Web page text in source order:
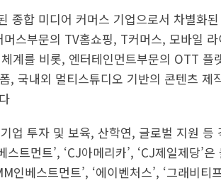
종합 미디어 커머스 기업으로서 차별화
스부문의 TV홈쇼핑, T커머스, 모바일
계를 비롯, 엔터테인먼트부문의 OTT 플
, 국내외 멀티스튜디오 기반의 콘텐츠 제
업 투자 및 보육, 산학연, 글로벌 지원 등
트먼트’, ‘CJ아메리카’, ‘CJ제일제당’
인베스트먼트’, ‘에이벤처스’, ‘그래비티